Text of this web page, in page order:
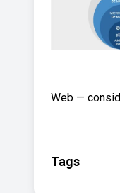
Web —
Tags